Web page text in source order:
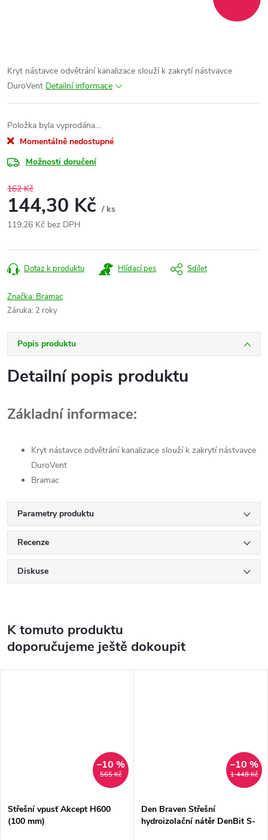
Kryt nástavce odvětrání kanalizace slouží k zakrytí nástvavce
DuroVent Detailní informace
Položka byla vyprodána…
Momentálně nedostupné
Možnosti doručení
162 Kč
144,30 Kč / ks
119,26 Kč bez DPH
cena:
Dotaz k produktu Hlídací pes Sdílet
Značka: Bramac
Záruka: 2 roky
Popis produktu
Detailní popis produktu
Základní informace:
Kryt nástavce odvětrání kanalizace slouží k zakrytí nástvavce
DuroVent
Bramac
Parametry produktu
Recenze
Diskuse
K tomuto produktu
doporučujeme ještě dokoupit
565 Kč
–10 %
Střešní vpusť Akcept H600
(100 mm)
1 448 Kč
–10 %
Den Braven Střešní
hydroizolační nátěr DenBit S-